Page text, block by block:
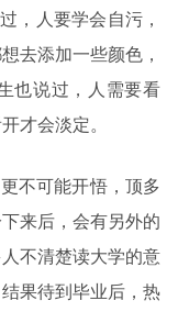
，人要学会自污，
去添加一些颜色，
也说过，人需要看
才会淡定。
不可能开悟，顶多
来后，会有另外的
不清楚读大学的意
果待到毕业后，热